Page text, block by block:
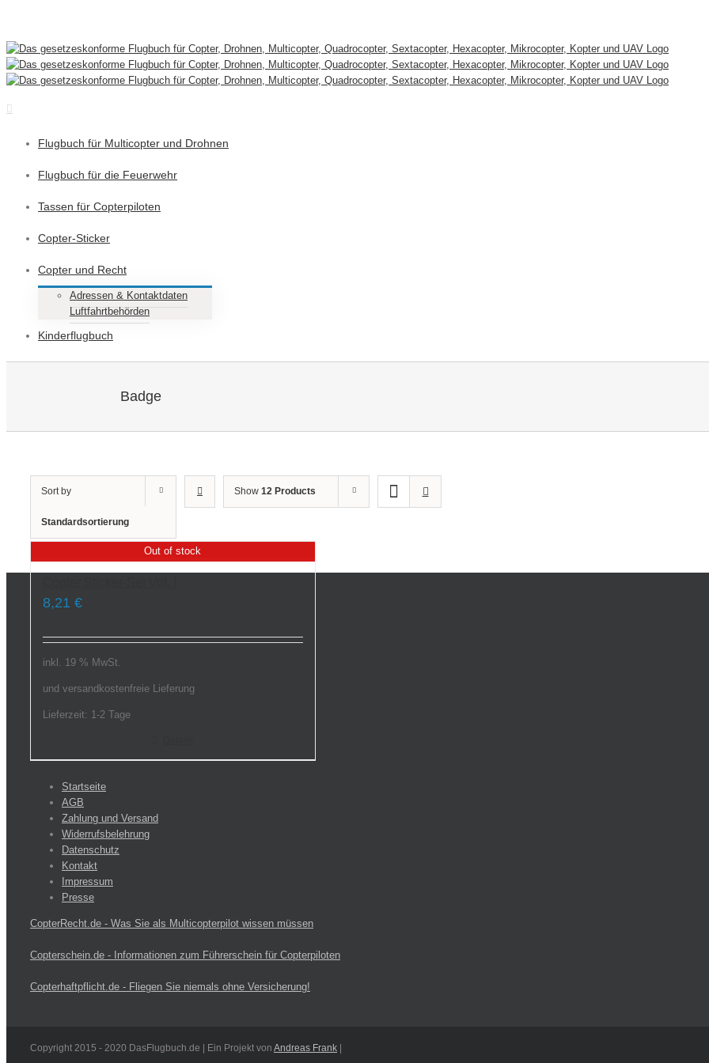
content
Flugbuch für Multicopter und Drohnen
Flugbuch für die Feuerwehr
Tassen für Copterpiloten
Copter-Sticker
Copter und Recht
Adressen & Kontaktdaten
Luftfahrtbehörden
Kinderflugbuch
Badge
Sort by
Standardsortierung
Show 12 Products
Out of stock
8,21 €
inkl. 19 % MwSt.
und versandkostenfreie Lieferung
Lieferzeit: 1-2 Tage
Startseite
AGB
Zahlung und Versand
Widerrufsbelehrung
Datenschutz
Kontakt
Impressum
Presse
CopterRecht.de - Was Sie als Multicopterpilot wissen müssen
Copterschein.de - Informationen zum Führerschein für Copterpiloten
Copterhaftpflicht.de - Fliegen Sie niemals ohne Versicherung!
Copyright 2015 - 2020 DasFlugbuch.de | Ein Projekt von Andreas Frank